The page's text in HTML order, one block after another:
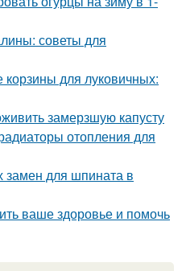
советы для
корзины для луковичных:
замерзшую капусту
отопления для
замен для шпината в
ваше здоровье и помочь